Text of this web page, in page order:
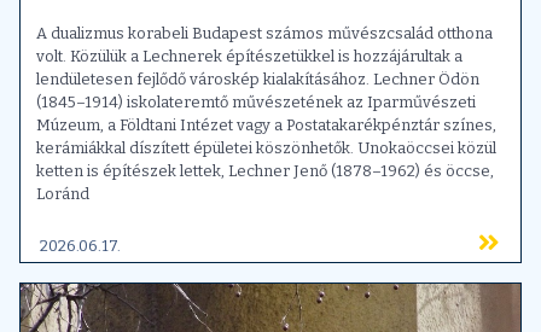
A dualizmus korabeli Budapest számos művészcsalád otthona
volt. Közülük a Lechnerek építészetükkel is hozzájárultak a
lendületesen fejlődő városkép kialakításához. Lechner Ödön
(1845–1914) iskolateremtő művészetének az Iparművészeti
Múzeum, a Földtani Intézet vagy a Postatakarékpénztár színes,
kerámiákkal díszített épületei köszönhetők. Unokaöccsei közül
ketten is építészek lettek, Lechner Jenő (1878–1962) és öccse,
Loránd
2026.06.17.